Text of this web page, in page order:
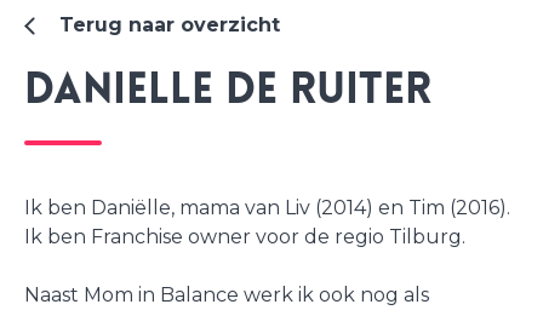
Terug naar overzicht
Danielle de Ruiter
Ik ben Daniëlle, mama van Liv (2014) en Tim (2016).
Ik ben Franchise owner voor de regio Tilburg.
Naast Mom in Balance werk ik ook nog als